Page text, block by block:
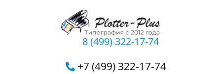
8 (499) 322-17-74
+7 (499) 322-17-74